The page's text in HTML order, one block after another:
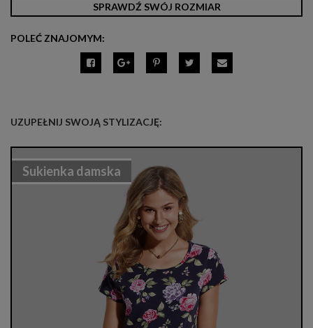
SPRAWDŹ SWÓJ ROZMIAR
POLEĆ ZNAJOMYM:
UZUPEŁNIJ SWOJĄ STYLIZACJĘ:
Sukienka damska